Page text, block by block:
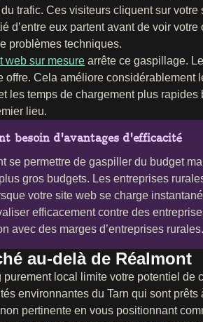
trafic. Ces visiteurs cliquent sur
d’entre eux partent avant de voir
problèmes techniques.
web sur mesure arrête ce gaspillage.
Cela améliore
les temps de chargement plus
lieu.
besoin d'avantages d'efficacité
se permettre de gaspiller du budget
gros budgets. Les entreprises
votre site web se charge
efficacement contre des
avec des marges d’entreprises rurales.
au-delà de Réalmont
local limite votre potentiel
environnantes du Tarn qui sont
pertinente en vous positionnant